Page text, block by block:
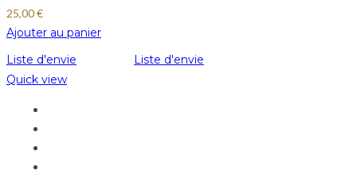
25,00€
Ajouter au panier
Liste d'envie
Liste d'envie
Quick view